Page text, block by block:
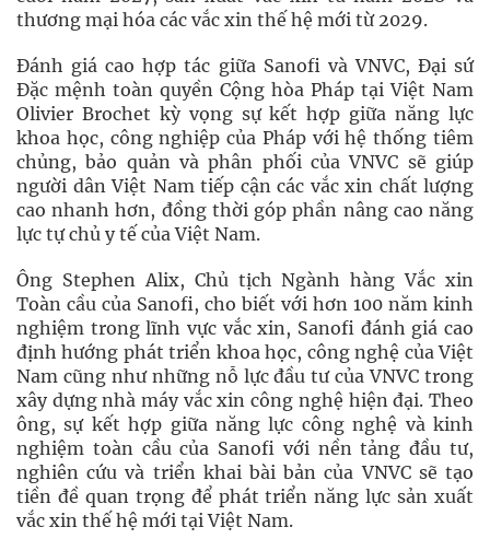
thương mại hóa các vắc xin thế hệ mới từ 2029.
Đánh giá cao hợp tác giữa Sanofi và VNVC, Đại sứ
Đặc mệnh toàn quyền Cộng hòa Pháp tại Việt Nam
Olivier Brochet kỳ vọng sự kết hợp giữa năng lực
khoa học, công nghiệp của Pháp với hệ thống tiêm
chủng, bảo quản và phân phối của VNVC sẽ giúp
người dân Việt Nam tiếp cận các vắc xin chất lượng
cao nhanh hơn, đồng thời góp phần nâng cao năng
lực tự chủ y tế của Việt Nam.
Ông Stephen Alix, Chủ tịch Ngành hàng Vắc xin
Toàn cầu của Sanofi, cho biết với hơn 100 năm kinh
nghiệm trong lĩnh vực vắc xin, Sanofi đánh giá cao
định hướng phát triển khoa học, công nghệ của Việt
Nam cũng như những nỗ lực đầu tư của VNVC trong
xây dựng nhà máy vắc xin công nghệ hiện đại. Theo
ông, sự kết hợp giữa năng lực công nghệ và kinh
nghiệm toàn cầu của Sanofi với nền tảng đầu tư,
nghiên cứu và triển khai bài bản của VNVC sẽ tạo
tiền đề quan trọng để phát triển năng lực sản xuất
vắc xin thế hệ mới tại Việt Nam.